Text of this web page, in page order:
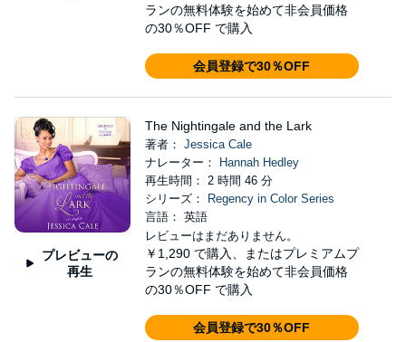
ランの無料体験を始めて非会員価格
の30％OFF で購入
会員登録で30％OFF
プレビューの
再生
The Nightingale and the Lark
著者： Jessica Cale
ナレーター：
Hannah Hedley
再生時間： 2 時間 46 分
シリーズ：
Regency in Color Series
言語： 英語
レビューはまだありません。
￥1,290 で購入、またはプレミアムプ
ランの無料体験を始めて非会員価格
の30％OFF で購入
会員登録で30％OFF